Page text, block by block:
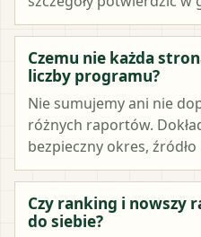
Czemu nie każda
liczby programu?
Nie sumujemy ani nie
różnych raportów.
bezpieczny okres,
Czy ranking i nowszy
do siebie?